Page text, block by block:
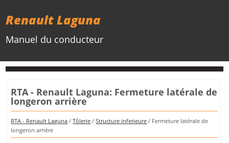
Renault Laguna
Manuel du conducteur
RTA - Renault Laguna: Fermeture latérale de
longeron arrière
RTA - Renault Laguna /Tôlerie /Structure inferieure / Fermeture latérale de
longeron arrière